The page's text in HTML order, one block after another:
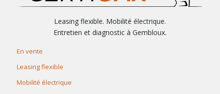
Leasing flexible. Mobilité électrique.
Entretien et diagnostic à Gembloux.
En vente
Leasing flexible
Mobilité électrique